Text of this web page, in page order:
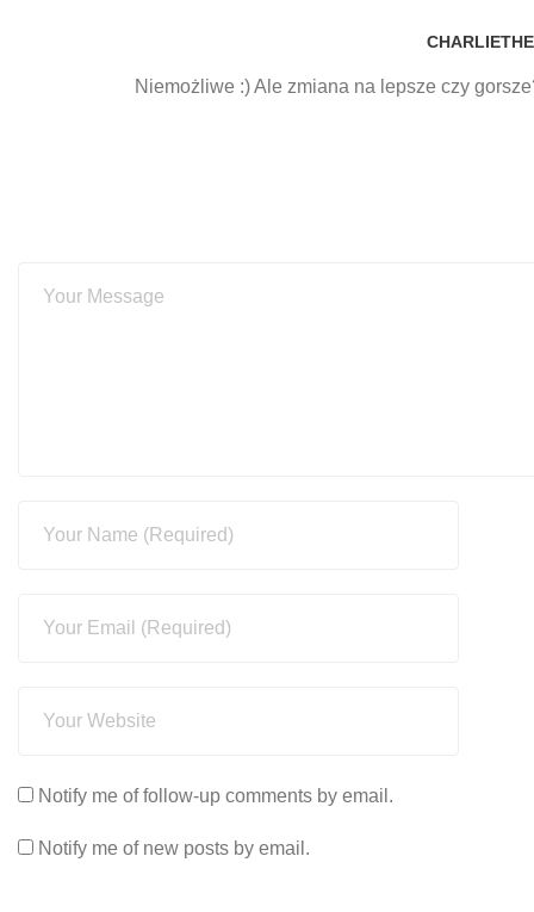
Niemożliwe :) Ale zmiana na lepsze czy
Notify me of follow-up comments by email.
Notify me of new posts by email.